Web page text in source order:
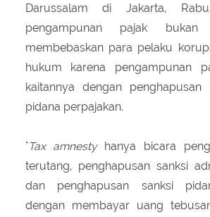
Darussalam di Jakarta,
pengampunan pajak
membebaskan para pelaku
hukum karena pengampunan
kaitannya dengan
pidana perpajakan.
"Tax amnestyhanya bicara
terutang, penghapusan sanksi
dan penghapusan sanksi
dengan membayar uang